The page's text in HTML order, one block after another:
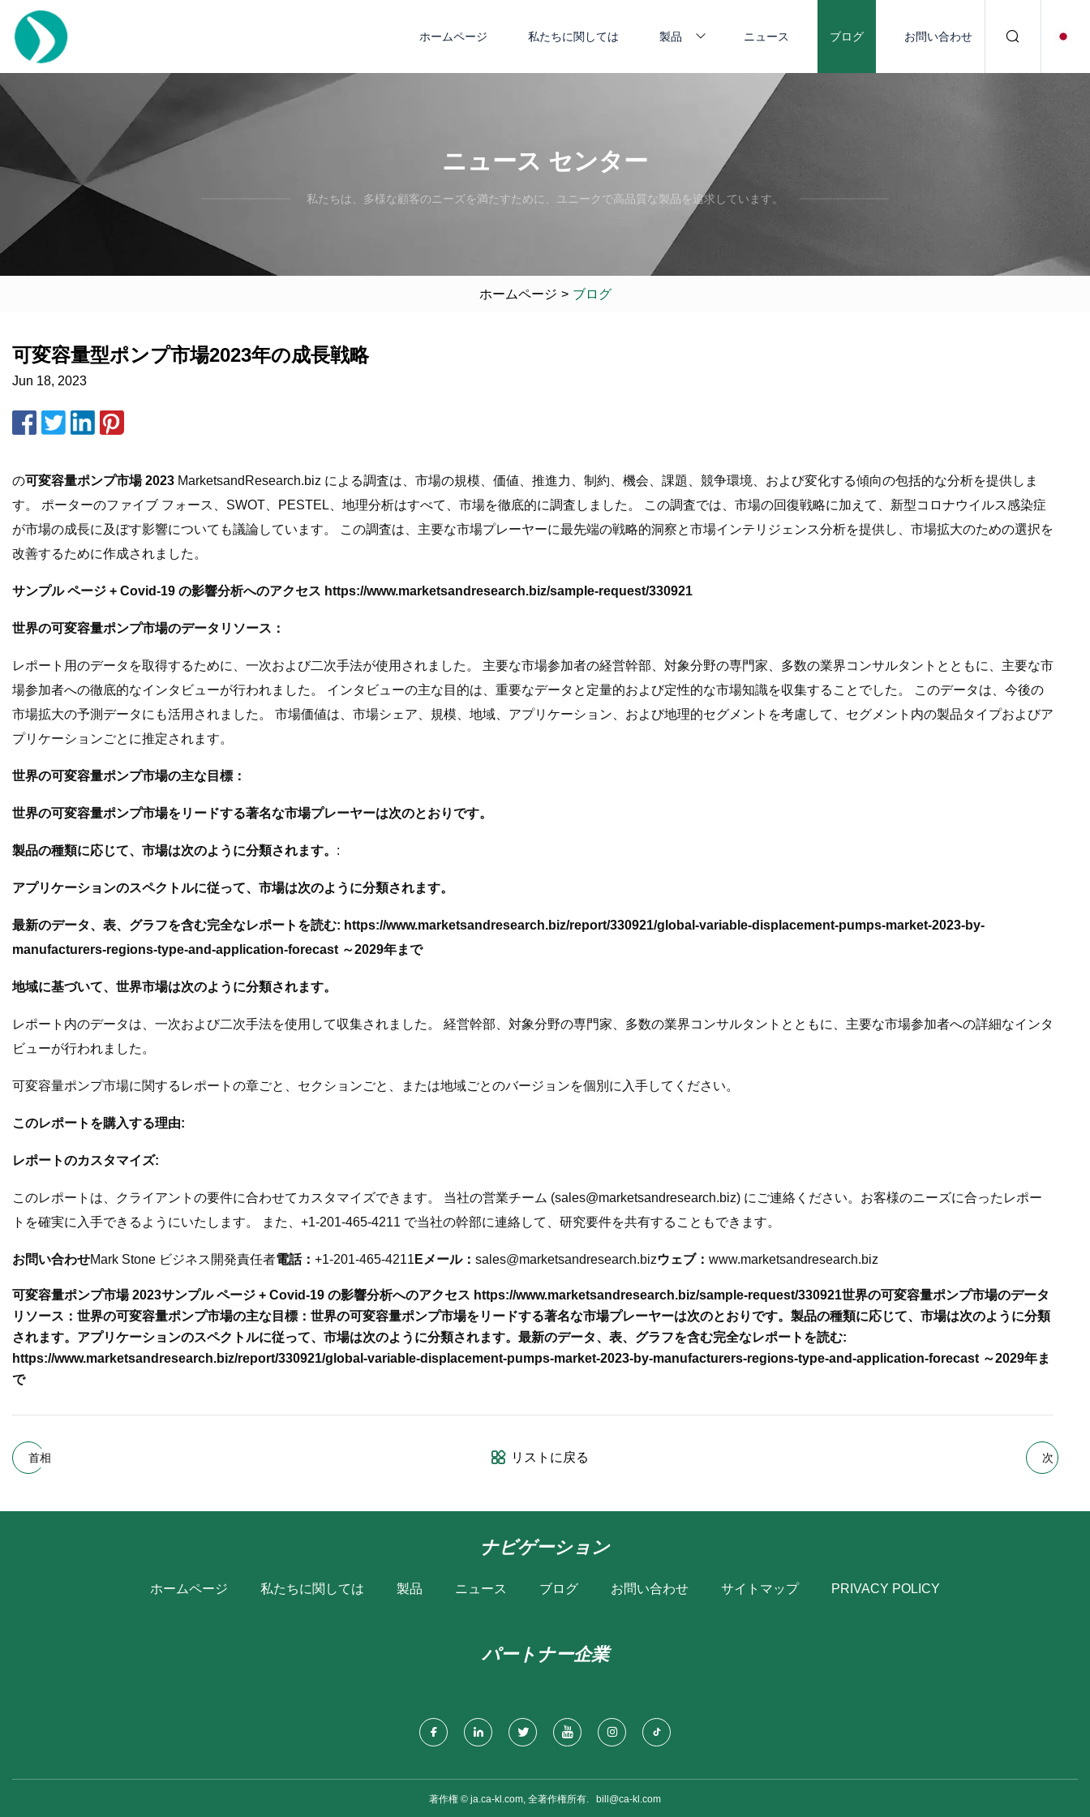
ホームページ 私たちに関しては 製品 ニュース ブログ お問い合わせ
ニュース センター
私たちは、多様な顧客のニーズを満たすために、ユニークで高品質な製品を追求しています。
ホームページ > ブログ
可変容量型ポンプ市場2023年の成長戦略
Jun 18, 2023
の可変容量ポンプ市場 2023 MarketsandResearch.biz による調査は、市場の規模、価値、推進力、制約、機会、課題、競争環境、および変化する傾向の包括的な分析を提供しま
す。 ポーターのファイブ フォース、SWOT、PESTEL、地理分析はすべて、市場を徹底的に調査しました。 この調査では、市場の回復戦略に加えて、新型コロナウイルス感染症
が市場の成長に及ぼす影響についても議論しています。 この調査は、主要な市場プレーヤーに最先端の戦略的洞察と市場インテリジェンス分析を提供し、市場拡大のための選択を
改善するために作成されました。
サンプル ページ + Covid-19 の影響分析へのアクセス https://www.marketsandresearch.biz/sample-request/330921
世界の可変容量ポンプ市場のデータリソース：
レポート用のデータを取得するために、一次および二次手法が使用されました。 主要な市場参加者の経営幹部、対象分野の専門家、多数の業界コンサルタントとともに、主要な市
場参加者への徹底的なインタビューが行われました。 インタビューの主な目的は、重要なデータと定量的および定性的な市場知識を収集することでした。 このデータは、今後の
市場拡大の予測データにも活用されました。 市場価値は、市場シェア、規模、地域、アプリケーション、および地理的セグメントを考慮して、セグメント内の製品タイプおよびア
プリケーションごとに推定されます。
世界の可変容量ポンプ市場の主な目標：
世界の可変容量ポンプ市場をリードする著名な市場プレーヤーは次のとおりです。
製品の種類に応じて、市場は次のように分類されます。 :
アプリケーションのスペクトルに従って、市場は次のように分類されます。
最新のデータ、表、グラフを含む完全なレポートを読む: https://www.marketsandresearch.biz/report/330921/global-variable-displacement-pumps-market-2023-by-
manufacturers-regions-type-and-application-forecast ～2029年まで
地域に基づいて、世界市場は次のように分類されます。
レポート内のデータは、一次および二次手法を使用して収集されました。 経営幹部、対象分野の専門家、多数の業界コンサルタントとともに、主要な市場参加者への詳細なインタ
ビューが行われました。
可変容量ポンプ市場に関するレポートの章ごと、セクションごと、または地域ごとのバージョンを個別に入手してください。
このレポートを購入する理由:
レポートのカスタマイズ:
このレポートは、クライアントの要件に合わせてカスタマイズできます。 当社の営業チーム (sales@marketsandresearch.biz) にご連絡ください。お客様のニーズに合ったレポー
トを確実に入手できるようにいたします。 また、+1-201-465-4211 で当社の幹部に連絡して、研究要件を共有することもできます。
お問い合わせMark Stone ビジネス開発責任者電話： +1-201-465-4211Eメール： sales@marketsandresearch.bizウェブ： www.marketsandresearch.biz
可変容量ポンプ市場 2023サンプル ページ + Covid-19 の影響分析へのアクセス https://www.marketsandresearch.biz/sample-request/330921世界の可変容量ポンプ市場のデータ
リソース： 世界の可変容量ポンプ市場の主な目標： 世界の可変容量ポンプ市場をリードする著名な市場プレーヤーは次のとおりです。 製品の種類に応じて、市場は次のように分類
されます。 アプリケーションのスペクトルに従って、市場は次のように分類されます。 最新のデータ、表、グラフを含む完全なレポートを読む:
https://www.marketsandresearch.biz/report/330921/global-variable-displacement-pumps-market-2023-by-manufacturers-regions-type-and-application-forecast ～2029年ま
で
首相 リストに戻る 次
ナビゲーション
ホームページ 私たちに関しては 製品 ニュース ブログ お問い合わせ サイトマップ PRIVACY POLICY
パートナー企業
著作権 © ja.ca-kl.com, 全著作権所有. bill@ca-kl.com